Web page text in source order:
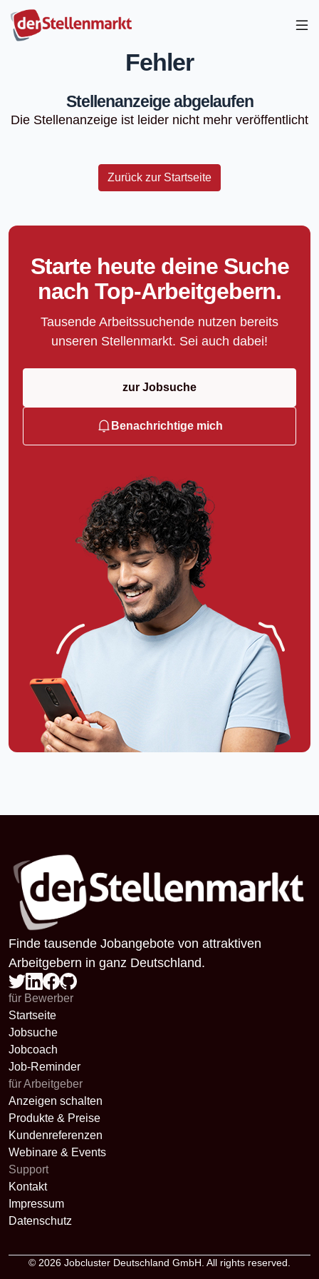
Fehler
Stellenanzeige abgelaufen
Die Stellenanzeige ist leider nicht mehr veröffentlicht
Zurück zur Startseite
Starte heute deine Suche
nach Top-Arbeitgebern.
Tausende Arbeitssuchende nutzen bereits
unseren Stellenmarkt. Sei auch dabei!
zur Jobsuche
Benachrichtige mich
Finde tausende Jobangebote von attraktiven
Arbeitgebern in ganz Deutschland.
für Bewerber
Startseite
Jobsuche
Jobcoach
Job-Reminder
für Arbeitgeber
Anzeigen schalten
Produkte & Preise
Kundenreferenzen
Webinare & Events
Support
Kontakt
Impressum
Datenschutz
© 2026 Jobcluster Deutschland GmbH. All rights reserved.